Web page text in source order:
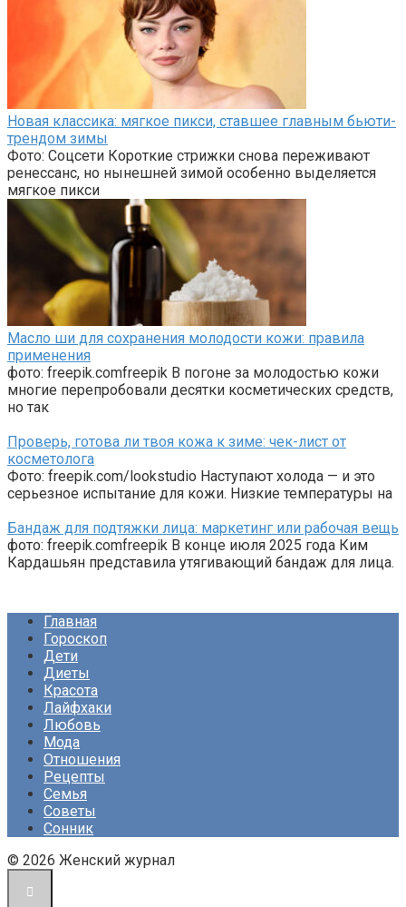
Новая классика: мягкое пикси, ставшее главным бьюти-
трендом зимы
Фото: Соцсети Короткие стрижки снова переживают
ренессанс, но нынешней зимой особенно выделяется
мягкое пикси
Масло ши для сохранения молодости кожи: правила
применения
фото: freepik.comfreepik В погоне за молодостью кожи
многие перепробовали десятки косметических средств,
но так
Проверь, готова ли твоя кожа к зиме: чек-лист от
косметолога
Фото: freepik.com/lookstudio Наступают холода — и это
серьезное испытание для кожи. Низкие температуры на
Бандаж для подтяжки лица: маркетинг или рабочая вещь
фото: freepik.comfreepik В конце июля 2025 года Ким
Кардашьян представила утягивающий бандаж для лица.
Главная
Гороскоп
Дети
Диеты
Красота
Лайфхаки
Любовь
Мода
Отношения
Рецепты
Семья
Советы
Сонник
© 2026 Женский журнал